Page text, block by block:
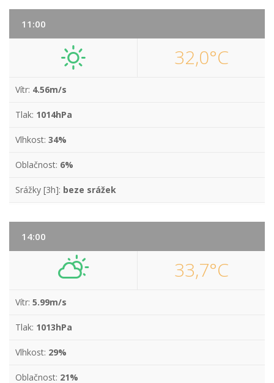
11:00
32,0°C
Vítr: 4.56m/s
Tlak: 1014hPa
Vlhkost: 34%
Oblačnost: 6%
Srážky [3h]: beze srážek
14:00
33,7°C
Vítr: 5.99m/s
Tlak: 1013hPa
Vlhkost: 29%
Oblačnost: 21%